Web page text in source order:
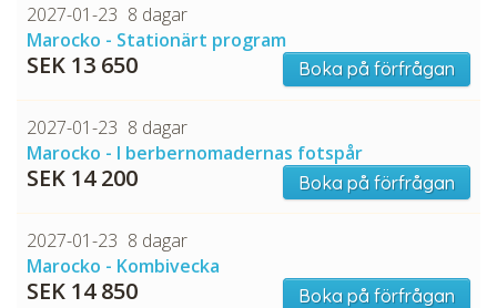
2027-01-23 8 dagar
Marocko - Stationärt program
SEK 13 650 Boka på förfrågan
2027-01-23 8 dagar
Marocko - I berbernomadernas fotspår
SEK 14 200 Boka på förfrågan
2027-01-23 8 dagar
Marocko - Kombivecka
SEK 14 850 Boka på förfrågan